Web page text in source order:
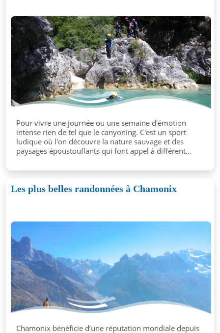
Pour vivre une journée ou une semaine d'émotion
intense rien de tel que le canyoning. C'est un sport
ludique où l'on découvre la nature sauvage et des
paysages époustouflants qui font appel à différent...
Les plus belles randonnées à Chamonix
Chamonix bénéficie d’une réputation mondiale depuis